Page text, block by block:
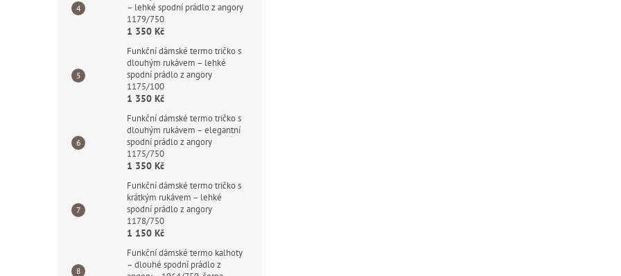
– lehké spodní prádlo z angory
1179/750
1 350 Kč
Funkční dámské termo tričko s
dlouhým rukávem – lehké
spodní prádlo z angory
1175/100
1 350 Kč
Funkční dámské termo tričko s
dlouhým rukávem – elegantní
spodní prádlo z angory
1175/750
1 350 Kč
Funkční dámské termo tričko s
krátkým rukávem – lehké
spodní prádlo z angory
1178/750
1 150 Kč
Funkční dámské termo kalhoty
– dlouhé spodní prádlo z